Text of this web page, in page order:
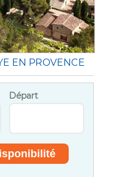
EN PROVENCE
Départ